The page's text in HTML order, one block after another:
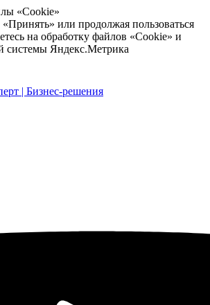
«Cookie»
или продолжая пользоваться
на обработку файлов «Cookie» и
системы Яндекс.Метрика
| Бизнес-решения